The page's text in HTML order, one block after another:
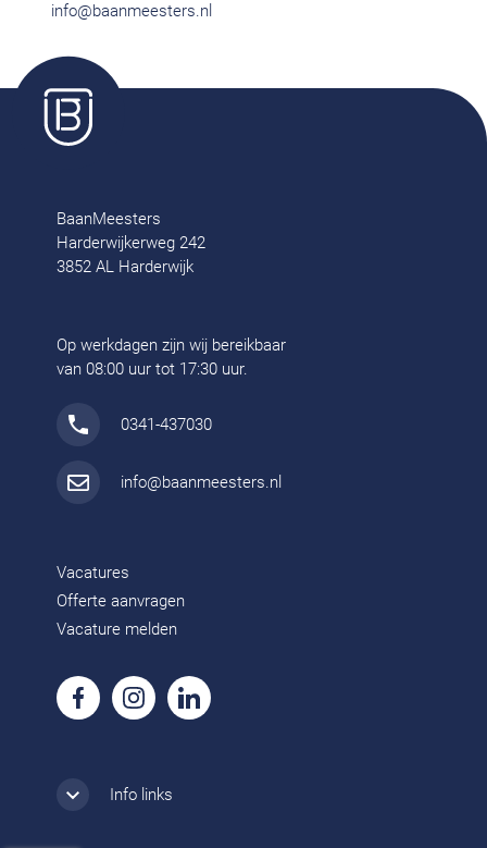
info@baanmeesters.nl
BaanMeesters
Harderwijkerweg 242
3852 AL Harderwijk
Op werkdagen zijn wij bereikbaar
van 08:00 uur tot 17:30 uur.
0341-437030
info@baanmeesters.nl
Vacatures
Offerte aanvragen
Vacature melden
Info links